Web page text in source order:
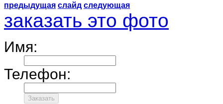
предыдущая слайд следующая
заказать это фото
Имя:
Телефон: